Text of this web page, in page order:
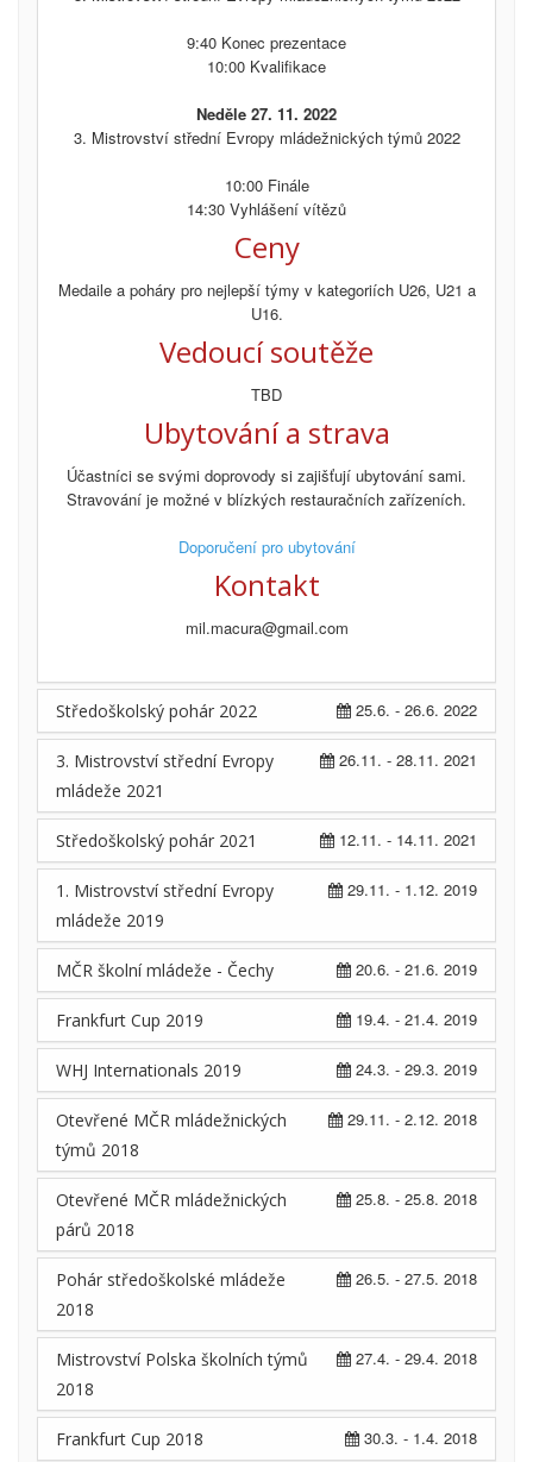
9:40 Konec prezentace
10:00 Kvalifikace
Neděle 27. 11. 2022
3. Mistrovství střední Evropy mládežnických týmů 2022
10:00 Finále
14:30 Vyhlášení vítězů
Ceny
Medaile a poháry pro nejlepší týmy v kategoriích U26, U21 a
U16.
Vedoucí soutěže
TBD
Ubytování a strava
Účastníci se svými doprovody si zajišťují ubytování sami.
Stravování je možné v blízkých restauračních zařízeních.
Doporučení pro ubytování
Kontakt
mil.macura@gmail.com
25.6. - 26.6. 2022
Středoškolský pohár 2022
26.11. - 28.11. 2021
3. Mistrovství střední Evropy
mládeže 2021
12.11. - 14.11. 2021
Středoškolský pohár 2021
29.11. - 1.12. 2019
1. Mistrovství střední Evropy
mládeže 2019
20.6. - 21.6. 2019
MČR školní mládeže - Čechy
19.4. - 21.4. 2019
Frankfurt Cup 2019
24.3. - 29.3. 2019
WHJ Internationals 2019
29.11. - 2.12. 2018
Otevřené MČR mládežnických
týmů 2018
25.8. - 25.8. 2018
Otevřené MČR mládežnických
párů 2018
26.5. - 27.5. 2018
Pohár středoškolské mládeže
2018
27.4. - 29.4. 2018
Mistrovství Polska školních týmů
2018
30.3. - 1.4. 2018
Frankfurt Cup 2018